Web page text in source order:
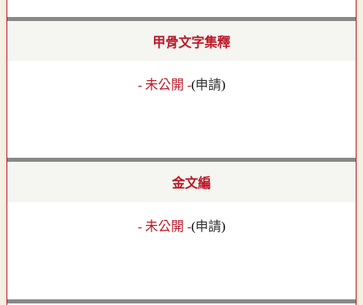
甲骨文字集釋
- 未公開 -(申請)
金文編
- 未公開 -(申請)